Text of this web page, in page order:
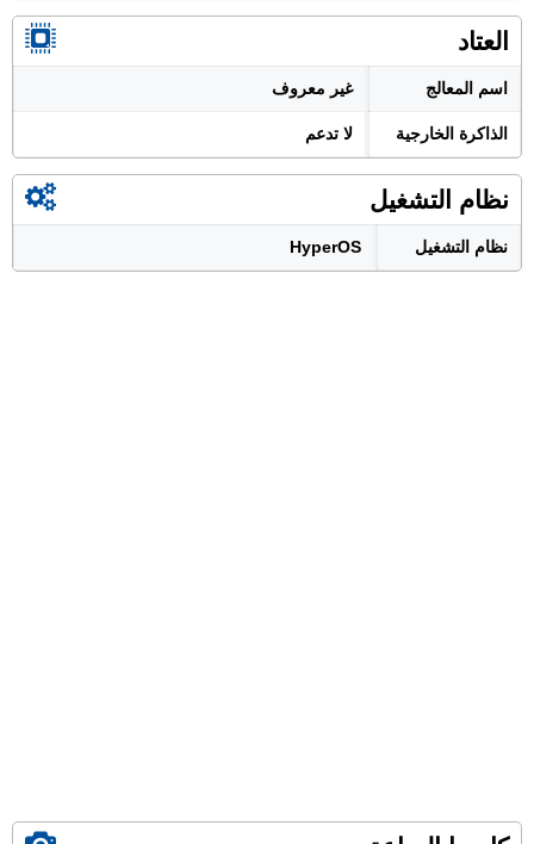
العتاد
اسم المعالج غير معروف
الذاكرة الخارجية لا تدعم
نظام التشغيل
نظام التشغيل HyperOS